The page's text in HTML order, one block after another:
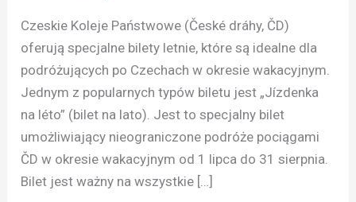
Czeskie Koleje Państwowe (České dráhy, ČD)
oferują specjalne bilety letnie, które są idealne dla
podróżujących po Czechach w okresie wakacyjnym.
Jednym z popularnych typów biletu jest „Jízdenka
na léto” (bilet na lato). Jest to specjalny bilet
umożliwiający nieograniczone podróże pociągami
ČD w okresie wakacyjnym od 1 lipca do 31 sierpnia.
Bilet jest ważny na wszystkie […]